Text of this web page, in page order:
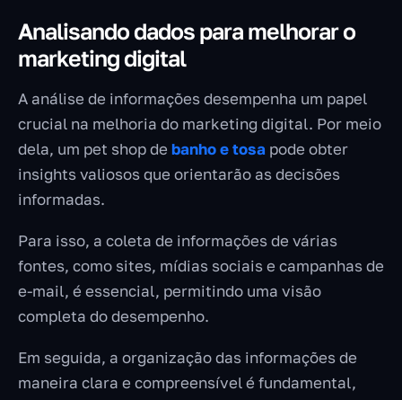
Analisando dados para melhorar o
marketing digital
A análise de informações desempenha um papel
crucial na melhoria do marketing digital. Por meio
dela, um pet shop de banho e tosa pode obter
insights valiosos que orientarão as decisões
informadas.
Para isso, a coleta de informações de várias
fontes, como sites, mídias sociais e campanhas de
e-mail, é essencial, permitindo uma visão
completa do desempenho.
Em seguida, a organização das informações de
maneira clara e compreensível é fundamental,